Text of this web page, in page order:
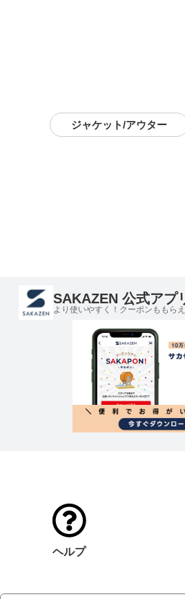
ジャケット/アウター
SAKAZEN 公式アプ
より使いやすく！クーポンももらえ
ヘルプ